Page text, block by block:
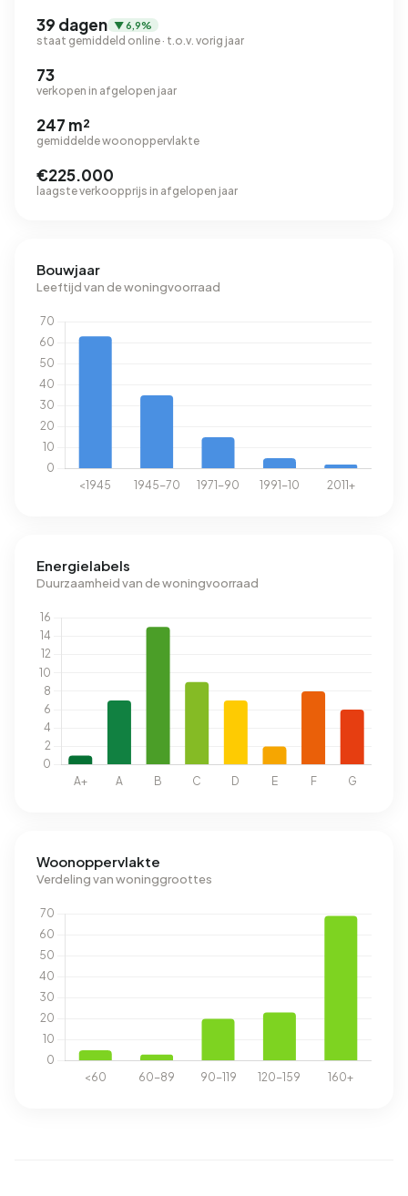
39 dagen ▼ 6,9%
staat gemiddeld online · t.o.v. vorig jaar
73
verkopen in afgelopen jaar
247 m²
gemiddelde woonoppervlakte
€225.000
laagste verkoopprijs in afgelopen jaar
Bouwjaar
Leeftijd van de woningvoorraad
Energielabels
Duurzaamheid van de woningvoorraad
Woonoppervlakte
Verdeling van woninggroottes